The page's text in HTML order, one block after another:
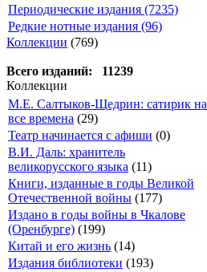
Периодические издания (7235)
Редкие нотные издания (96)
Коллекции (769)
Всего изданий: 11239
Коллекции
М.Е. Салтыков-Щедрин: сатирик на
все времена (29)
Театр начинается с афиши (0)
В.И. Даль: хранитель
великорусского языка (11)
Книги, изданные в годы Великой
Отечественной войны (177)
Издано в годы войны в Чкалове
(Оренбурге) (199)
Китай и его жизнь (14)
Издания библиотеки (193)